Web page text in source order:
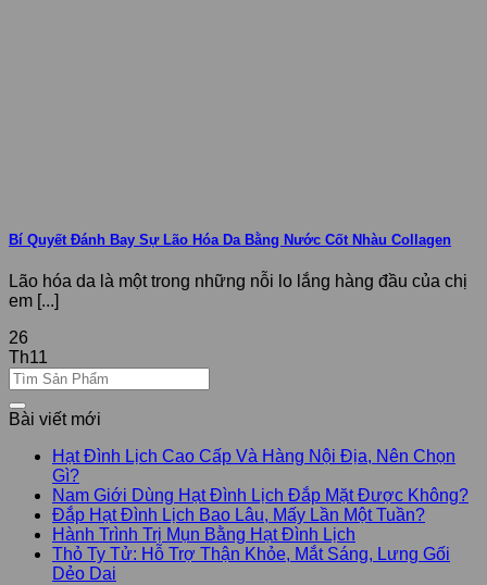
Bí Quyết Đánh Bay Sự Lão Hóa Da Bằng Nước Cốt Nhàu Collagen
Lão hóa da là một trong những nỗi lo lắng hàng đầu của chị
em [...]
26
Th11
Bài viết mới
Hạt Đình Lịch Cao Cấp Và Hàng Nội Địa, Nên Chọn
Gì?
Nam Giới Dùng Hạt Đình Lịch Đắp Mặt Được Không?
Đắp Hạt Đình Lịch Bao Lâu, Mấy Lần Một Tuần?
Hành Trình Trị Mụn Bằng Hạt Đình Lịch
Thỏ Ty Tử: Hỗ Trợ Thận Khỏe, Mắt Sáng, Lưng Gối
Dẻo Dai